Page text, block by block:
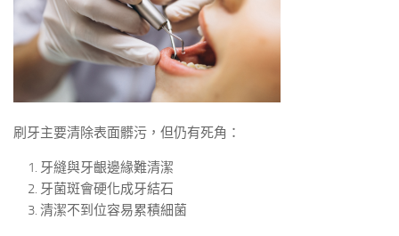
刷牙主要清除表面髒污，但仍有死角：
牙縫與牙齦邊緣難清潔
牙菌斑會硬化成牙結石
清潔不到位容易累積細菌